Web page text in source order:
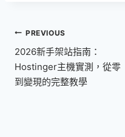
文
章
導
覽
PREVIOUS
2026新手架站指南：
Hostinger主機實測，從零
到變現的完整教學